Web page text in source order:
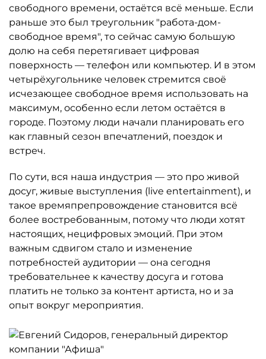
свободного времени, остаётся всё меньше. Если
раньше это был треугольник "работа-дом-
свободное время", то сейчас самую большую
долю на себя перетягивает цифровая
поверхность — телефон или компьютер. И в этом
четырёхугольнике человек стремится своё
исчезающее свободное время использовать на
максимум, особенно если летом остаётся в
городе. Поэтому люди начали планировать его
как главный сезон впечатлений, поездок и
встреч.
По сути, вся наша индустрия — это про живой
досуг, живые выступления (live entertainment), и
такое времяпрепровождение становится всё
более востребованным, потому что люди хотят
настоящих, нецифровых эмоций. При этом
важным сдвигом стало и изменение
потребностей аудитории — она сегодня
требовательнее к качеству досуга и готова
платить не только за контент артиста, но и за
опыт вокруг мероприятия.